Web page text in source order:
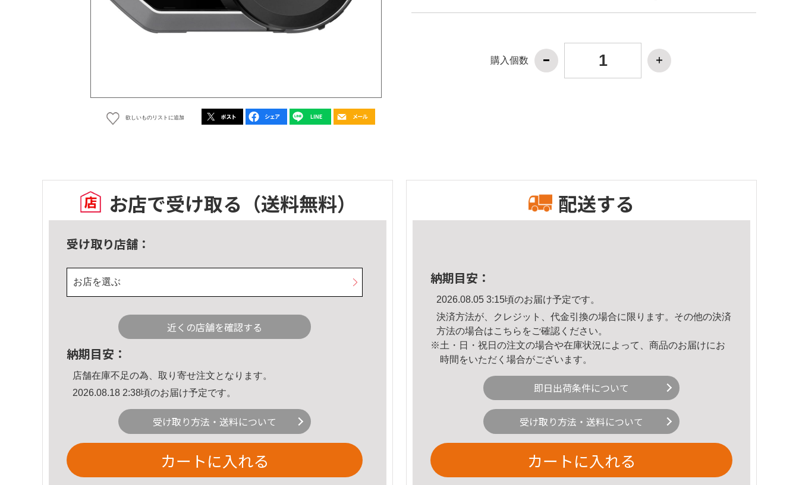
欲しいものリストに追加
購入個数
お店で受け取る （送料無料）
受け取り店舗：
お店を選ぶ
近くの店舗を確認する
納期目安：
店舗在庫不足の為、取り寄せ注文となります。
2026.08.18 2:38頃のお届け予定です。
受け取り方法・送料について
カートに入れる
配送する
納期目安：
2026.08.05 3:15頃のお届け予定です。
決済方法が、クレジット、代金引換の場合に限ります。その他の決済
方法の場合はこちら をご確認ください。
※土・日・祝日の注文の場合や在庫状況によって、商品のお届けにお
時間をいただく場合がございます。
即日出荷条件について
受け取り方法・送料について
カートに入れる